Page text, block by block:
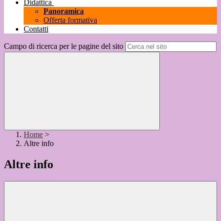
Didattica
Panoramica
Offerta formativa
Contatti
Campo di ricerca per le pagine del sito
Home >
Altre info
Altre info